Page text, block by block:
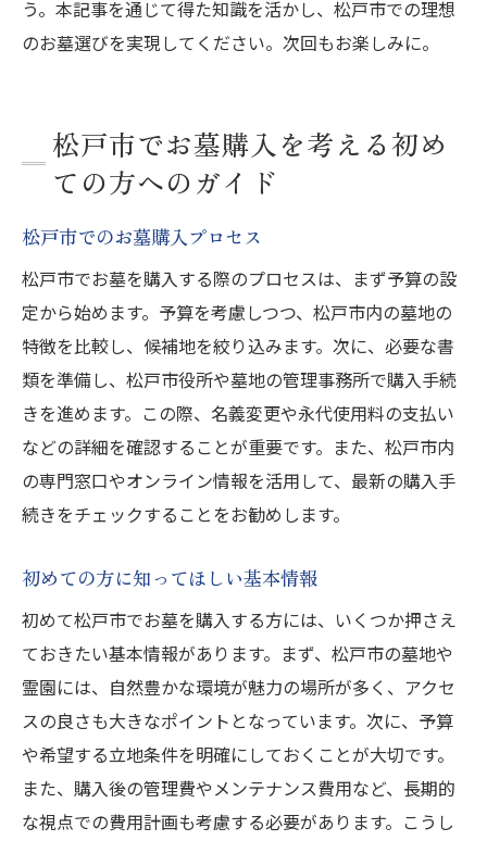
う。本記事を通じて得た知識を活かし、松戸市での理想
のお墓選びを実現してください。次回もお楽しみに。
松戸市でお墓購入を考える初め
ての方へのガイド
松戸市でのお墓購入プロセス
松戸市でお墓を購入する際のプロセスは、まず予算の設
定から始めます。予算を考慮しつつ、松戸市内の墓地の
特徴を比較し、候補地を絞り込みます。次に、必要な書
類を準備し、松戸市役所や墓地の管理事務所で購入手続
きを進めます。この際、名義変更や永代使用料の支払い
などの詳細を確認することが重要です。また、松戸市内
の専門窓口やオンライン情報を活用して、最新の購入手
続きをチェックすることをお勧めします。
初めての方に知ってほしい基本情報
初めて松戸市でお墓を購入する方には、いくつか押さえ
ておきたい基本情報があります。まず、松戸市の墓地や
霊園には、自然豊かな環境が魅力の場所が多く、アクセ
スの良さも大きなポイントとなっています。次に、予算
や希望する立地条件を明確にしておくことが大切です。
また、購入後の管理費やメンテナンス費用など、長期的
な視点での費用計画も考慮する必要があります。こうし